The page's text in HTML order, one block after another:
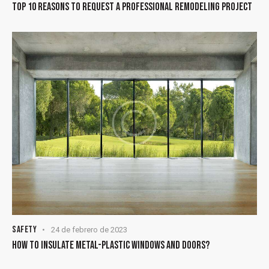
TOP 10 REASONS TO REQUEST A PROFESSIONAL REMODELING PROJECT
SAFETY 24 de febrero de 2023
HOW TO INSULATE METAL-PLASTIC WINDOWS AND DOORS?